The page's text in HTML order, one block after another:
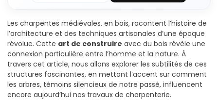
Les charpentes médiévales, en bois, racontent l’histoire de
l’architecture et des techniques artisanales d’une époque
révolue. Cette art de construire avec du bois révèle une
connexion particulière entre l’homme et la nature. À
travers cet article, nous allons explorer les subtilités de ces
structures fascinantes, en mettant l’accent sur comment
les arbres, témoins silencieux de notre passé, influencent
encore aujourd’hui nos travaux de charpenterie.